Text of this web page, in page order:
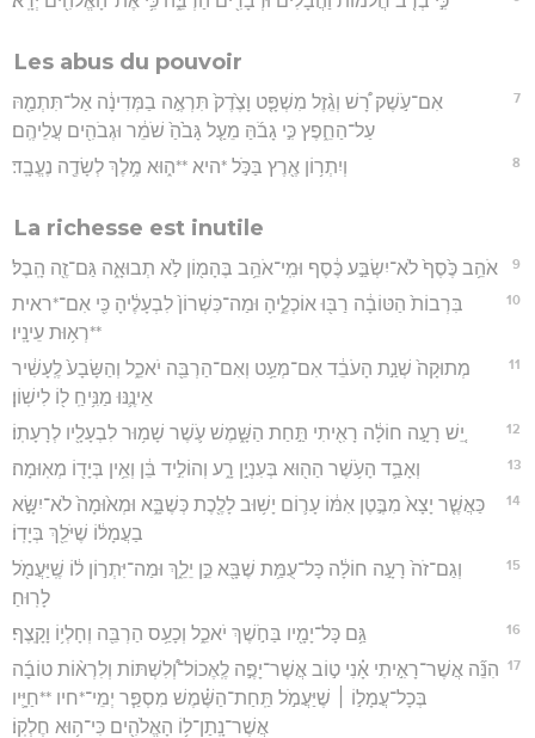
Les abus du pouvoir
7
אִם־עֹ֣שֶׁק רָ֠שׁ וְגֵ֨זֶל מִשְׁפָּ֤ט וָצֶ֙דֶק֙ תִּרְאֶ֣ה בַמְּדִינָ֔ה אַל־תִּתְמַ֖הּ
עַל־הַחֵ֑פֶץ כִּ֣י גָבֹ֜הַּ מֵעַ֤ל גָּבֹ֙הַ֙ שֹׁמֵ֔ר וּגְבֹהִ֖ים עֲלֵיהֶֽם׃
8 וְיִתְר֥וֹן אֶ֖רֶץ בַּכֹּ֣ל *היא **ה֑וּא מֶ֥לֶךְ לְשָׂדֶ֖ה נֶעֱבָֽד׃
La richesse est inutile
9 אֹהֵ֥ב כֶּ֙סֶף֙ לֹא־יִשְׂבַּ֣ע כֶּ֔סֶף וּמִֽי־אֹהֵ֥ב בֶּהָמ֖וֹן לֹ֣א תְבוּאָ֑ה גַּם־זֶ֖ה הָֽבֶל׃
10
בִּרְבוֹת֙ הַטּוֹבָ֔ה רַבּ֖וּ אוֹכְלֶ֑יהָ וּמַה־כִּשְׁרוֹן֙ לִבְעָלֶ֔יהָ כִּ֖י אִם־*ראית
**רְא֥וּת עֵינָֽיו׃
11
מְתוּקָה֙ שְׁנַ֣ת הָעֹבֵ֔ד אִם־מְעַ֥ט וְאִם־הַרְבֵּ֖ה יֹאכֵ֑ל וְהַשָּׂבָע֙ לֶֽעָשִׁ֔יר
אֵינֶ֛נּוּ מַנִּ֥יחַֽ ל֖וֹ לִישֽׁוֹן׃
12 יֵ֚שׁ רָעָ֣ה חוֹלָ֔ה רָאִ֖יתִי תַּ֣חַת הַשָּׁ֑מֶשׁ עֹ֛שֶׁר שָׁמ֥וּר לִבְעָלָ֖יו לְרָעָתֽוֹ׃
13 וְאָבַ֛ד הָעֹ֥שֶׁר הַה֖וּא בְּעִנְיַ֣ן רָ֑ע וְהוֹלִ֣יד בֵּ֔ן וְאֵ֥ין בְּיָד֖וֹ מְאֽוּמָה׃
14
כַּאֲשֶׁ֤ר יָצָא֙ מִבֶּ֣טֶן אִמּ֔וֹ עָר֛וֹם יָשׁ֥וּב לָלֶ֖כֶת כְּשֶׁבָּ֑א וּמְא֙וּמָה֙ לֹא־יִשָּׂ֣א
בַעֲמָל֔וֹ שֶׁיֹּלֵ֖ךְ בְּיָדֽוֹ׃
15
וְגַם־זֹה֙ רָעָ֣ה חוֹלָ֔ה כָּל־עֻמַּ֥ת שֶׁבָּ֖א כֵּ֣ן יֵלֵ֑ךְ וּמַה־יִּתְר֣וֹן ל֔וֹ שֶֽׁיַּעֲמֹ֖ל
לָרֽוּחַ׃
16 גַּ֥ם כָּל־יָמָ֖יו בַּחֹ֣שֶׁךְ יֹאכֵ֑ל וְכָעַ֥ס הַרְבֵּ֖ה וְחָלְי֥וֹ וָקָֽצֶף׃
17
הִנֵּ֞ה אֲשֶׁר־רָאִ֣יתִי אָ֗נִי ט֣וֹב אֲשֶׁר־יָפֶ֣ה לֶֽאֶכוֹל־וְ֠לִשְׁתּוֹת וְלִרְא֨וֹת טוֹבָ֜ה
בְּכָל־עֲמָל֣וֹ ׀ שֶׁיַּעֲמֹ֣ל תַּֽחַת־הַשֶּׁ֗מֶשׁ מִסְפַּ֧ר יְמֵי־*חיו **חַיָּ֛יו
אֲשֶׁר־נָֽתַן־ל֥וֹ הָאֱלֹהִ֖ים כִּי־ה֥וּא חֶלְקֽוֹ׃